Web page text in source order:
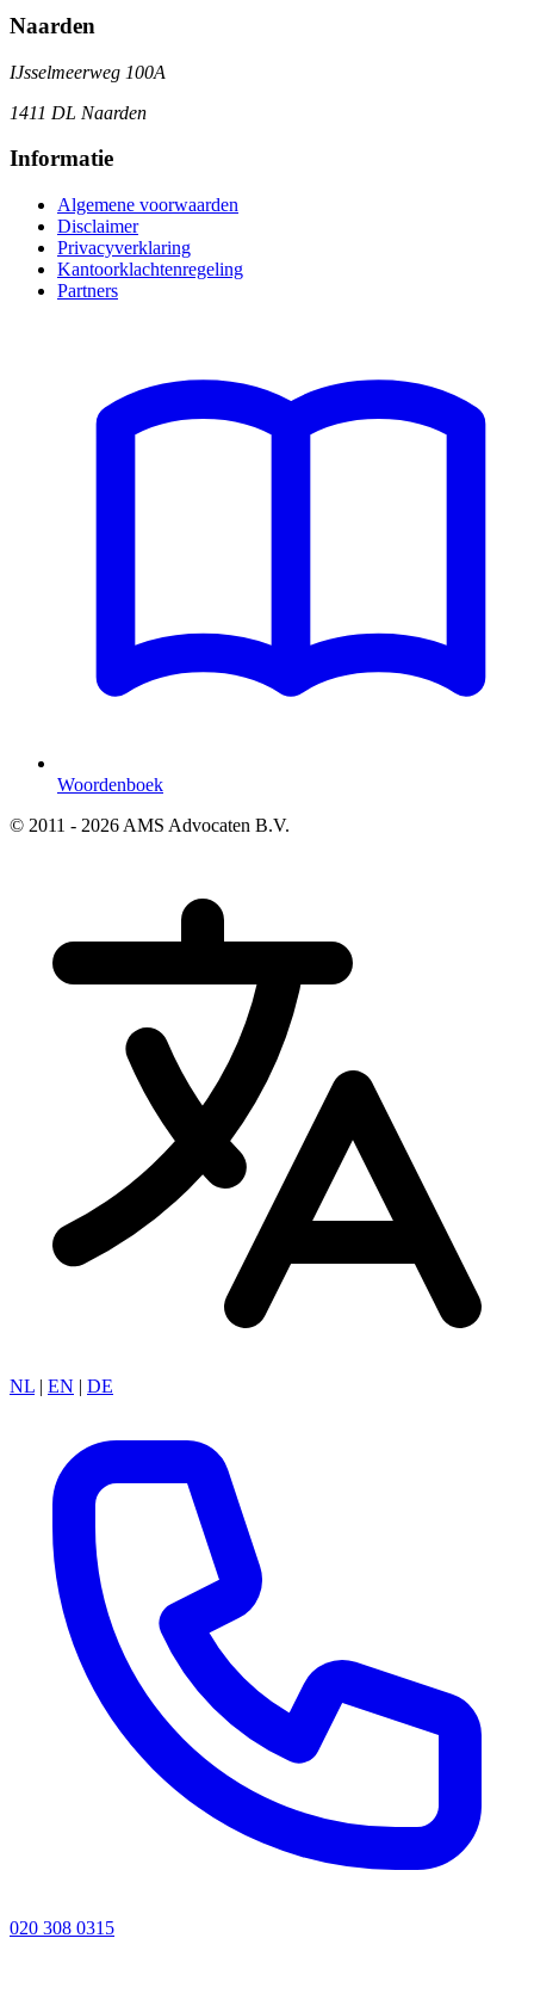
Naarden
IJsselmeerweg 100A
1411 DL Naarden
Informatie
Algemene voorwaarden
Disclaimer
Privacyverklaring
Kantoorklachtenregeling
Partners
Woordenboek
© 2011 - 2026 AMS Advocaten B.V.
NL | EN | DE
020 308 0315